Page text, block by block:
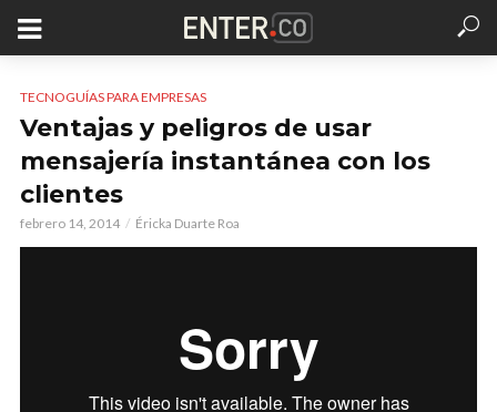
TECNOGUÍAS PARA EMPRESAS
Ventajas y peligros de usar
mensajería instantánea con los
clientes
febrero 14, 2014 Éricka Duarte Roa